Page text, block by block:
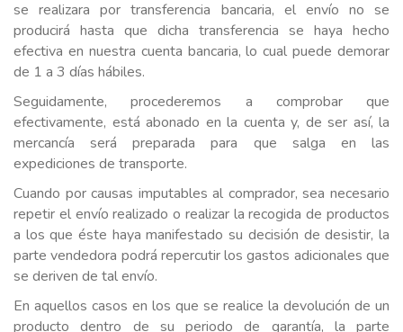
se realizara por transferencia bancaria, el envío no se
producirá hasta que dicha transferencia se haya hecho
efectiva en nuestra cuenta bancaria, lo cual puede demorar
de 1 a 3 días hábiles.
Seguidamente, procederemos a comprobar que
efectivamente, está abonado en la cuenta y, de ser así, la
mercancía será preparada para que salga en las
expediciones de transporte.
Cuando por causas imputables al comprador, sea necesario
repetir el envío realizado o realizar la recogida de productos
a los que éste haya manifestado su decisión de desistir, la
parte vendedora podrá repercutir los gastos adicionales que
se deriven de tal envío.
En aquellos casos en los que se realice la devolución de un
producto dentro de su periodo de garantía, la parte